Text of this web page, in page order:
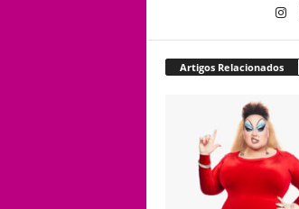
Artigos Relacionados